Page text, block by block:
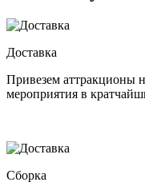
Доставка
Привезем аттракционы
мероприятия в
Сборка